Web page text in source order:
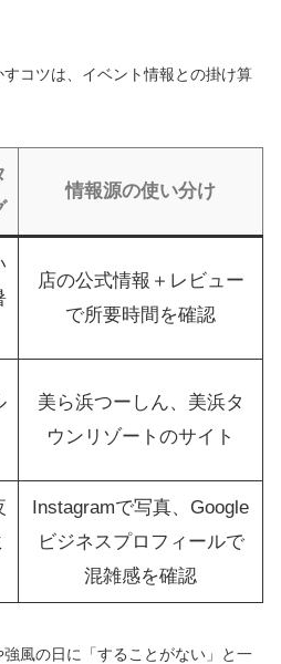
コツは、イベント情報との掛け算
情報源の使い分け
店の公式情報＋レビュー
で所要時間を確認
美ら浜つーしん、美浜タ
ウンリゾートのサイト
Instagramで写真、Google
ビジネスプロフィールで
混雑感を確認
風の日に「することがない」と一